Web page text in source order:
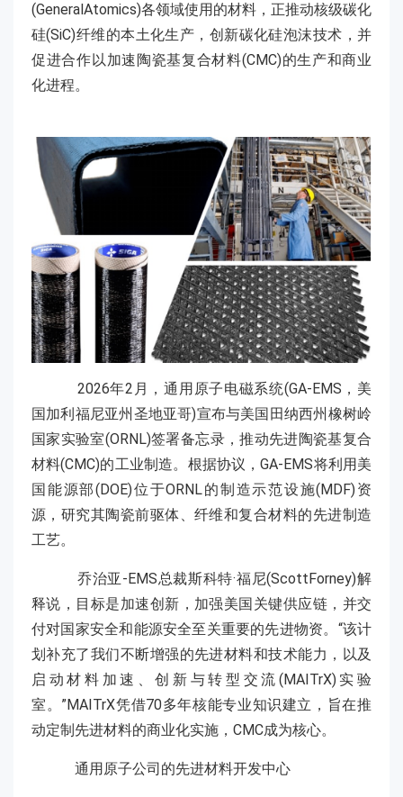
(GeneralAtomics)各领域使用的材料，正推动核级碳化
硅(SiC)纤维的本土化生产，创新碳化硅泡沫技术，并
促进合作以加速陶瓷基复合材料(CMC)的生产和商业
化进程。
2026年2月，通用原子电磁系统(GA-EMS，美
国加利福尼亚州圣地亚哥)宣布与美国田纳西州橡树岭
国家实验室(ORNL)签署备忘录，推动先进陶瓷基复合
材料(CMC)的工业制造。根据协议，GA-EMS将利用美
国能源部(DOE)位于ORNL的制造示范设施(MDF)资
源，研究其陶瓷前驱体、纤维和复合材料的先进制造
工艺。
乔治亚-EMS总裁斯科特·福尼(ScottForney)解
释说，目标是加速创新，加强美国关键供应链，并交
付对国家安全和能源安全至关重要的先进物资。“该计
划补充了我们不断增强的先进材料和技术能力，以及
启动材料加速、创新与转型交流(MAITrX)实验
室。”MAITrX凭借70多年核能专业知识建立，旨在推
动定制先进材料的商业化实施，CMC成为核心。
通用原子公司的先进材料开发中心